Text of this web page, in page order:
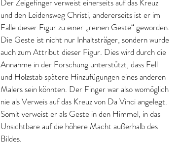
Der Zeigefinger verweist einerseits auf das Kreuz
und den Leidensweg Christi, andererseits ist er im
Falle dieser Figur zu einer „reinen Geste“ geworden.
Die Geste ist nicht nur Inhaltsträger, sondern wurde
auch zum Attribut dieser Figur. Dies wird durch die
Annahme in der Forschung unterstützt, dass Fell
und Holzstab spätere Hinzufügungen eines anderen
Malers sein könnten. Der Finger war also womöglich
nie als Verweis auf das Kreuz von Da Vinci angelegt.
Somit verweist er als Geste in den Himmel, in das
Unsichtbare auf die höhere Macht außerhalb des
Bildes.